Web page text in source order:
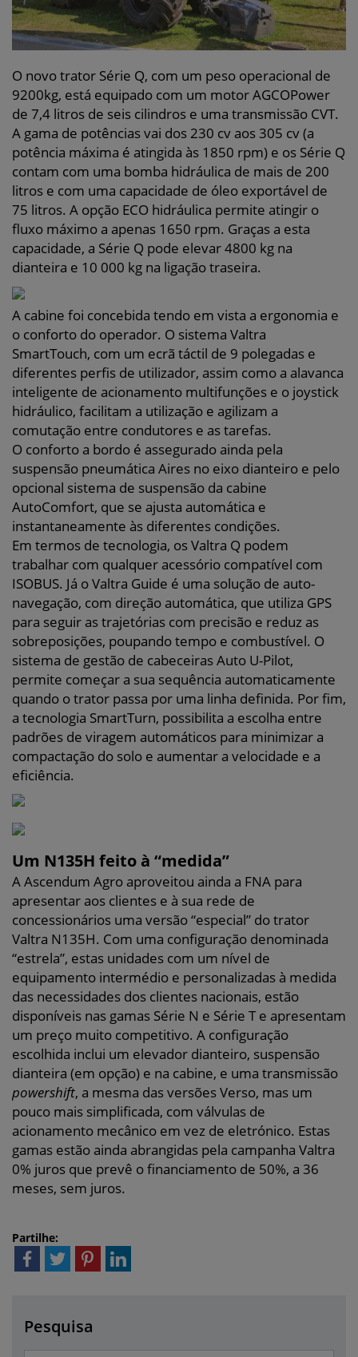
O novo trator Série Q, com um peso operacional de
9200kg, está equipado com um motor AGCOPower
de 7,4 litros de seis cilindros e uma transmissão CVT.
A gama de potências vai dos 230 cv aos 305 cv (a
potência máxima é atingida às 1850 rpm) e os Série Q
contam com uma bomba hidráulica de mais de 200
litros e com uma capacidade de óleo exportável de
75 litros. A opção ECO hidráulica permite atingir o
fluxo máximo a apenas 1650 rpm. Graças a esta
capacidade, a Série Q pode elevar 4800 kg na
dianteira e 10 000 kg na ligação traseira.
A cabine foi concebida tendo em vista a ergonomia e
o conforto do operador. O sistema Valtra
SmartTouch, com um ecrã táctil de 9 polegadas e
diferentes perfis de utilizador, assim como a alavanca
inteligente de acionamento multifunções e o joystick
hidráulico, facilitam a utilização e agilizam a
comutação entre condutores e as tarefas.
O conforto a bordo é assegurado ainda pela
suspensão pneumática Aires no eixo dianteiro e pelo
opcional sistema de suspensão da cabine
AutoComfort, que se ajusta automática e
instantaneamente às diferentes condições.
Em termos de tecnologia, os Valtra Q podem
trabalhar com qualquer acessório compatível com
ISOBUS. Já o Valtra Guide é uma solução de auto-
navegação, com direção automática, que utiliza GPS
para seguir as trajetórias com precisão e reduz as
sobreposições, poupando tempo e combustível. O
sistema de gestão de cabeceiras Auto U-Pilot,
permite começar a sua sequência automaticamente
quando o trator passa por uma linha definida. Por fim,
a tecnologia SmartTurn, possibilita a escolha entre
padrões de viragem automáticos para minimizar a
compactação do solo e aumentar a velocidade e a
eficiência.
Um N135H feito à “medida”
A Ascendum Agro aproveitou ainda a FNA para
apresentar aos clientes e à sua rede de
concessionários uma versão “especial” do trator
Valtra N135H. Com uma configuração denominada
“estrela”, estas unidades com um nível de
equipamento intermédio e personalizadas à medida
das necessidades dos clientes nacionais, estão
disponíveis nas gamas Série N e Série T e apresentam
um preço muito competitivo. A configuração
escolhida inclui um elevador dianteiro, suspensão
dianteira (em opção) e na cabine, e uma transmissão
powershift, a mesma das versões Verso, mas um
pouco mais simplificada, com válvulas de
acionamento mecânico em vez de eletrónico. Estas
gamas estão ainda abrangidas pela campanha Valtra
0% juros que prevê o financiamento de 50%, a 36
meses, sem juros.
Partilhe:
Pesquisa